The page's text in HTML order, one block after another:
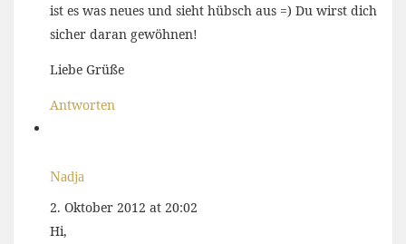
ist es was neues und sieht hübsch aus =) Du wirst dich
sicher daran gewöhnen!
Liebe Grüße
Antworten
Nadja
2. Oktober 2012 at 20:02
Hi,